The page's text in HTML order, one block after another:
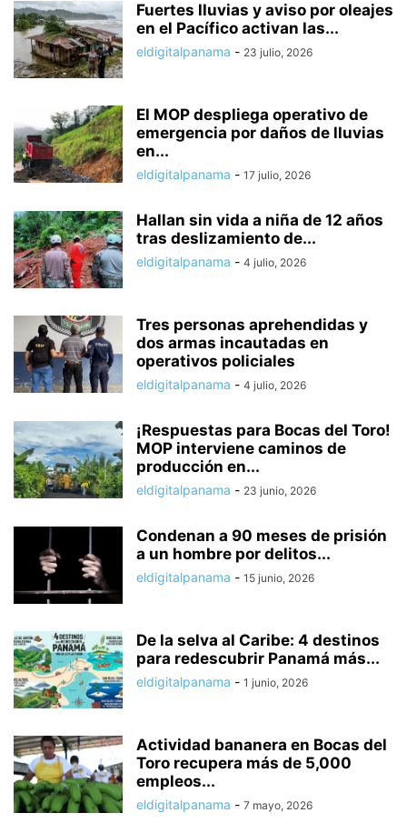
Fuertes lluvias y aviso por oleajes
en el Pacífico activan las...
eldigitalpanama - 23 julio, 2026
El MOP despliega operativo de
emergencia por daños de lluvias
en...
eldigitalpanama - 17 julio, 2026
Hallan sin vida a niña de 12 años
tras deslizamiento de...
eldigitalpanama - 4 julio, 2026
Tres personas aprehendidas y
dos armas incautadas en
operativos policiales
eldigitalpanama - 4 julio, 2026
¡Respuestas para Bocas del Toro!
MOP interviene caminos de
producción en...
eldigitalpanama - 23 junio, 2026
Condenan a 90 meses de prisión
a un hombre por delitos...
eldigitalpanama - 15 junio, 2026
De la selva al Caribe: 4 destinos
para redescubrir Panamá más...
eldigitalpanama - 1 junio, 2026
Actividad bananera en Bocas del
Toro recupera más de 5,000
empleos...
eldigitalpanama - 7 mayo, 2026